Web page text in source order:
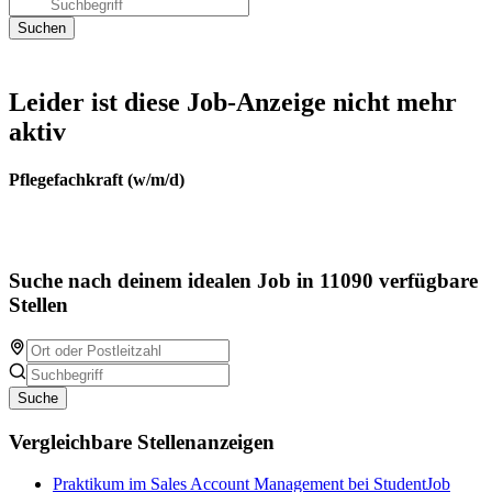
Leider ist diese Job-Anzeige nicht mehr
aktiv
Pflegefachkraft (w/m/d)
Suche nach deinem idealen Job in 11090 verfügbare
Stellen
Suche
Vergleichbare Stellenanzeigen
Praktikum im Sales Account Management bei StudentJob